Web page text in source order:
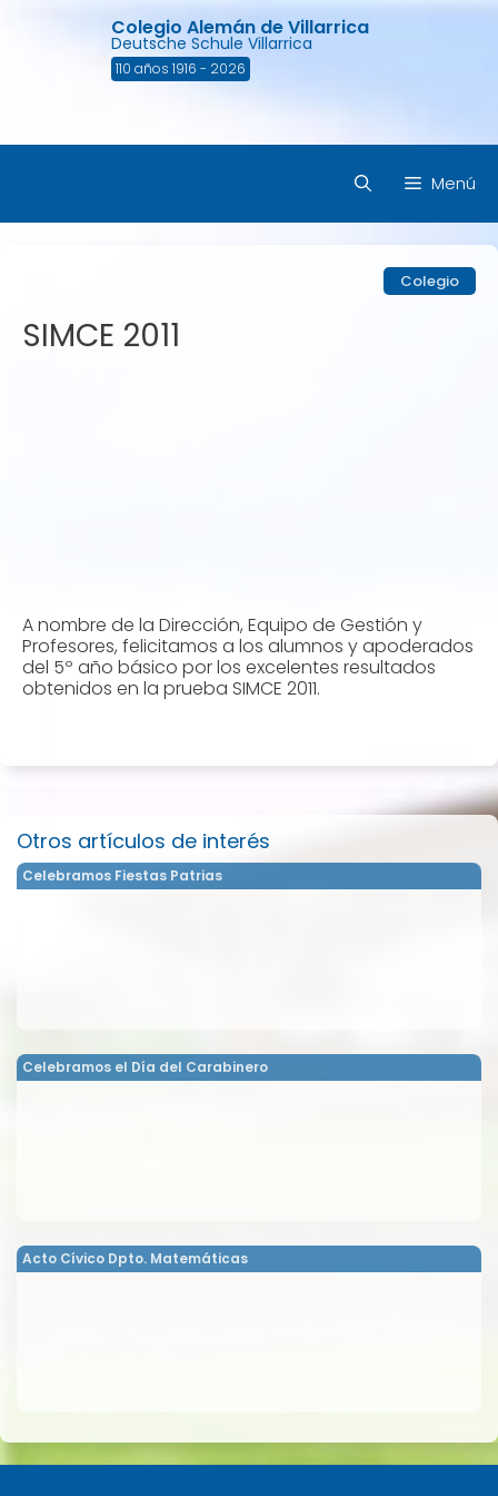
Colegio Alemán de Villarrica
Deutsche Schule Villarrica
110 años 1916 - 2026
Menú
Colegio
SIMCE 2011
A nombre de la Dirección, Equipo de Gestión y
Profesores, felicitamos a los alumnos y apoderados
del 5º año básico por los excelentes resultados
obtenidos en la prueba SIMCE 2011.
Otros artículos de interés
Celebramos Fiestas Patrias
Celebramos el Día del Carabinero
Acto Cívico Dpto. Matemáticas